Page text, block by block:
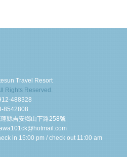
Travel Resort
Rights Reserved.
488328
8542808
縣吉安鄉山下路258號
in 15:00 pm / check out 11:00 am